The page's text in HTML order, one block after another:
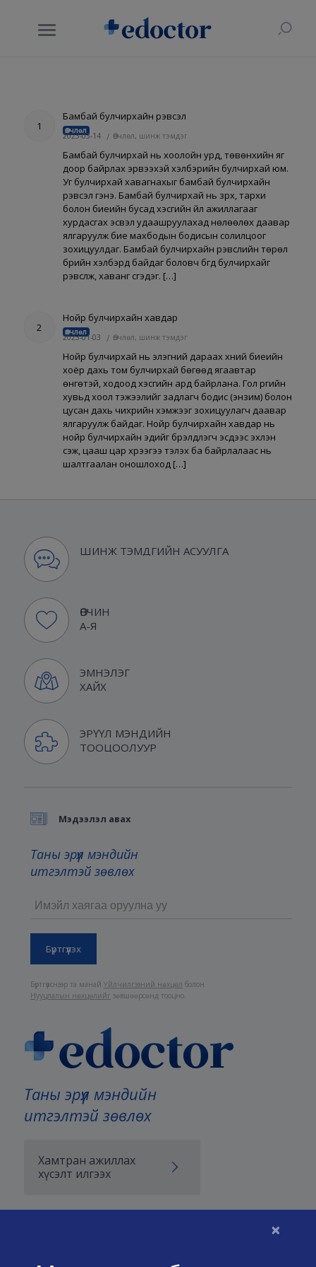
1
Бамбай булчирхайн үрэвсэл
Өвчлөл
2023-03-14 / Өвчлөл, шинж тэмдэг
Бамбай булчирхай нь хоолойн урд, төвөнхийн яг
доор байрлах эрвээхэй хэлбэрийн булчирхай юм.
Уг булчирхай хавагнахыг бамбай булчирхайн
үрэвсэл гэнэ. Бамбай булчирхай нь зүрх, тархи
болон биеийн бусад хэсгийн үйл ажиллагааг
хурдасгах эсвэл удаашруулахад нөлөөлөх даавар
ялгаруулж бие махбодын бодисын солилцоог
зохицуулдаг. Бамбай булчирхайн үрэвслийн төрөл
бүрийн хэлбэрүүд байдаг боловч бүгд булчирхайг
үрэвсүүлж, хаванг үүсгэдэг. […]
2
Нойр булчирхайн хавдар
Өвчлөл
2023-01-03 / Өвчлөл, шинж тэмдэг
Нойр булчирхай нь элэгний дараах хүний биеийн
хоёр дахь том булчирхай бөгөөд ягаавтар
өнгөтэй, ходоод хэсгийн ард байрлана. Гол үүргийн
хувьд хоол тэжээлийг задлагч бодис (энзим) болон
цусан дахь чихрийн хэмжээг зохицуулагч даавар
ялгаруулж байдаг. Нойр булчирхайн хавдар нь
нойр булчирхайн эдийг бүрэлдүүлэгч эсүүдээс эхлэн
үүсэж, цааш цар хүрээгээ тэлэх ба байрлалаас нь
шалтгаалан оношлоход […]
×
ШИНЖ ТЭМДГИЙН АСУУЛГА
ӨВЧИН
А-Я
ЭМНЭЛЭГ
ХАЙХ
ЭРҮҮЛ МЭНДИЙН
ТООЦООЛУУР
Таны эрүүл мэндийн
итгэлтэй зөвлөх
Хамтран ажиллах
хүсэлт илгээх
Мэдээлэл авах
Таны эрүүл мэндийн
итгэлтэй зөвлөх
Бүртгүүлснээр та манайҮйлчилгээний нөхцөл болон
Нууцлалын нөхцөлийг зөвшөөрсөнд тооцно.